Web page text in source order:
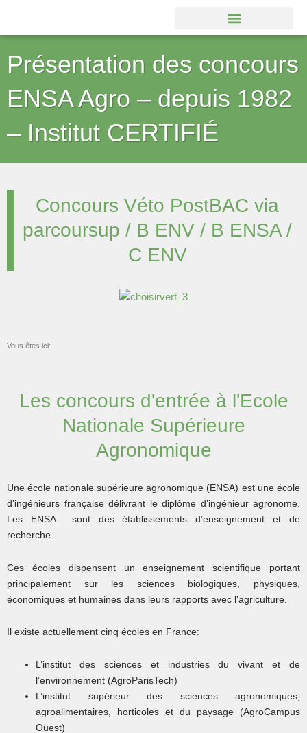
Présentation des concours
ENSA Agro – depuis 1982
– Institut CERTIFIÉ
Concours Véto PostBAC via
parcoursup / B ENV / B ENSA /
C ENV
Vous êtes ici:
Les concours d'entrée à l'Ecole
Nationale Supérieure
Agronomique
Une école nationale supérieure agronomique (ENSA) est une école
d’ingénieurs française délivrant le diplôme d’ingénieur agronome.
Les ENSA sont des établissements d’enseignement et de
recherche.
Ces écoles dispensent un enseignement scientifique portant
principalement sur les sciences biologiques, physiques,
économiques et humaines dans leurs rapports avec l’agriculture.
Il existe actuellement cinq écoles en France:
L’institut des sciences et industries du vivant et de
l’environnement (AgroParisTech)
L’institut supérieur des sciences agronomiques,
agroalimentaires, horticoles et du paysage (AgroCampus
Ouest)